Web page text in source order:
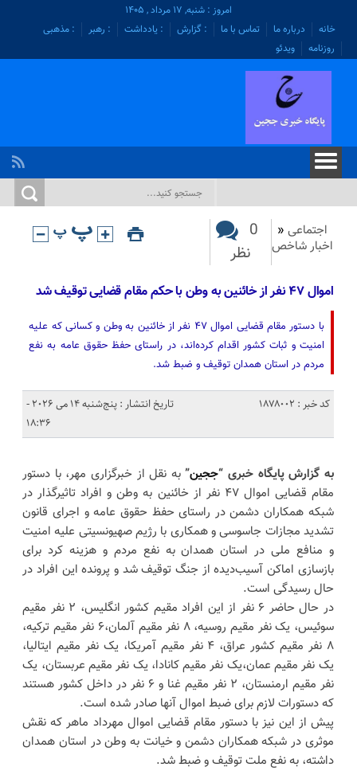
امروز : شنبه, ۱۷ مرداد , ۱۴۰۵
خانه
درباره ما تماس با ما : گزارش : یادداشت : رهبر
: مذهبی
روزنامه
ویدئو
اجتماعی «
اخبار شاخص
0
نظر
اموال ۴۷ نفر از خائنین به وطن با حکم مقام قضایی توقیف شد
با دستور مقام قضایی اموال ۴۷ نفر از خائنین به وطن و کسانی که علیه
امنیت و ثبات کشور اقدام کرده‌اند، در راستای حفظ حقوق عامه به نفع
مردم در استان همدان توقیف و ضبط شد.
کد خبر : 1878002
تاریخ انتشار : پنج‌شنبه 14 می 2026 -
18:36
به گزارش پایگاه خبری “ججین”به نقل از خبرگزاری مهر، با دستور
مقام قضایی اموال ۴۷ نفر از خائنین به وطن و افراد تاثیرگذار در
شبکه همکاران دشمن در راستای حفظ حقوق عامه و اجرای قانون
تشدید مجازات جاسوسی و همکاری با رژیم صهیونسیتی علیه امنیت
و منافع ملی در استان همدان به نفع مردم و هزینه کرد برای
بازسازی اماکن آسیب‌دیده از جنگ توقیف شد و پرونده این افراد در
حال رسیدگی است.
در حال حاضر ۶ نفر از این افراد مقیم کشور انگلیس، ۲ نفر مقیم
سوئیس، یک نفر مقیم روسیه، ۸ نفر مقیم آلمان،۶ نفر مقیم ترکیه،
۸ نفر مقیم کشور عراق، ۴ نفر مقیم آمریکا، یک نفر مقیم ایتالیا،
یک نفر مقیم عمان،یک نفر مقیم کانادا، یک نفر مقیم عربستان، یک
نفر مقیم ارمنستان، ۲ نفر مقیم غنا و ۶ نفر در داخل کشور هستند
که دستورات لازم برای ضبط اموال آنها صادر شده است.
پیش از این نیز با دستور مقام قضایی اموال مهرداد ماهر که نقش
موثری در شبکه همکاران دشمن و خیانت به وطن در استان همدان
داشته، به نفع ملت توقیف و ضبط شد.